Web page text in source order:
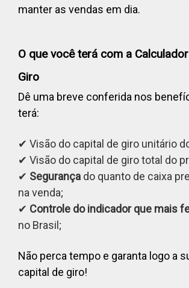
manter as vendas em dia.
O que você terá com a
Giro
Dê uma breve conferida nos
terá:
✔ Visão do capital de giro unitário
✔ Visão do capital de giro total do
✔ Segurança do quanto de caixa
na venda;
✔ Controle do indicador que mais
no Brasil;
Não perca tempo e garanta logo a
capital de giro!